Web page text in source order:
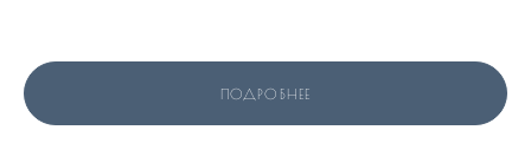
ПОДРОБНЕЕ